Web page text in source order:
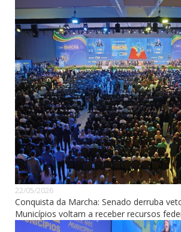
22/05/2026
Conquista da Marcha: Senado derruba
Municípios voltam a receber recursos